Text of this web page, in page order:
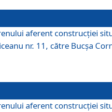
aferent construcţiei
nr. 11, către Bucşa
aferent construcţiei